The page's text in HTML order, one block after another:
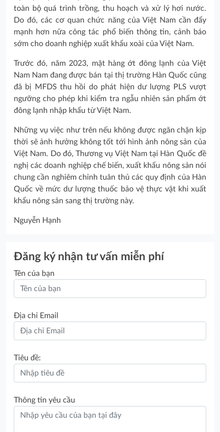
toàn bộ quá trình trồng, thu hoạch và xử lý hơi nước.
Do đó, các cơ quan chức năng của Việt Nam cần đẩy
mạnh hơn nữa công tác phổ biến thông tin, cảnh báo
sớm cho doanh nghiệp xuất khẩu xoài của Việt Nam.
Trước đó, năm 2023, mặt hàng ớt đông lạnh của Việt
Nam Nam đang được bán tại thị trường Hàn Quốc cũng
đã bị MFDS thu hồi do phát hiện dư lượng PLS vượt
ngưỡng cho phép khi kiểm tra ngẫu nhiên sản phẩm ớt
đông lạnh nhập khẩu từ Việt Nam.
Những vụ việc như trên nếu không được ngăn chặn kịp
thời sẽ ảnh hưởng không tốt tới hình ảnh nông sản của
Việt Nam. Do đó, Thương vụ Việt Nam tại Hàn Quốc đề
nghị các doanh nghiệp chế biến, xuất khẩu nông sản nói
chung cần nghiêm chỉnh tuân thủ các quy định của Hàn
Quốc về mức dư lượng thuốc bảo vệ thực vật khi xuất
khẩu nông sản sang thị trường này.
Nguyễn Hạnh
Đăng ký nhận tư vấn miễn phí
Tên của bạn
Địa chỉ Email
Tiêu đề:
Thông tin yêu cầu